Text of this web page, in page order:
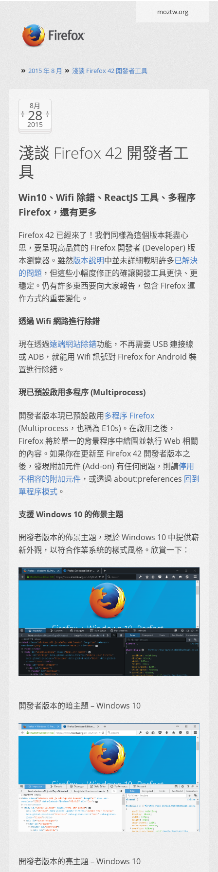
moztw.org
» 2015 年 8 月 » 淺談 Firefox 42 開發者工具
8月
28
2015
淺談 Firefox 42 開發者工
具
Win10、Wifi 除錯、ReactJS 工具、多程序
Firefox，還有更多
Firefox 42 已經來了！我們同樣為這個版本耗盡心
思，要呈現高品質的 Firefox 開發者 (Developer) 版
本瀏覽器。雖然版本說明中並未詳細載明許多已解決
的問題 ，但這些小幅度修正的確讓開發工具更快、更
穩定。仍有許多東西要向大家報告，包含 Firefox 運
作方式的重要變化。
透過 Wifi 網路進行除錯
現在透過遠端網站除錯功能，不再需要 USB 連接線
或 ADB，就能用 Wifi 訊號對 Firefox for Android 裝
置進行除錯。
現已預設啟用多程序 (Multiprocess)
開發者版本現已預設啟用多程序 Firefox
(Multiprocess，也稱為 E10s)。在啟用之後，
Firefox 將於單一的背景程序中繪圖並執行 Web 相關
的內容。如果你在更新至 Firefox 42 開發者版本之
後，發現附加元件 (Add-on) 有任何問題，則請停用
不相容的附加元件 ，或透過 about:preferences 回到
單程序模式 。
支援 Windows 10 的佈景主題
開發者版本的佈景主題，現於 Windows 10 中提供嶄
新外觀，以符合作業系統的樣式風格。欣賞一下：
開發者版本的暗主題 – Windows 10
開發者版本的亮主題 – Windows 10